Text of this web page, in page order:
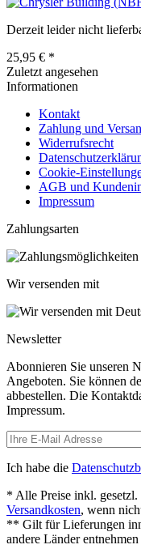
Derzeit leider nicht
25,95 € *
Zuletzt angesehen
Informationen
Kontakt
Zahlung und
Widerrufsrecht
Cookie-
AGB und
Impressum
Zahlungsarten
Wir versenden mit
Newsletter
Abonnieren Sie unseren
Angeboten. Sie können
abbestellen. Die
Impressum.
Ich habe die
* Alle Preise inkl.
Versandkosten, wenn
** Gilt für Lieferungen
andere Länder